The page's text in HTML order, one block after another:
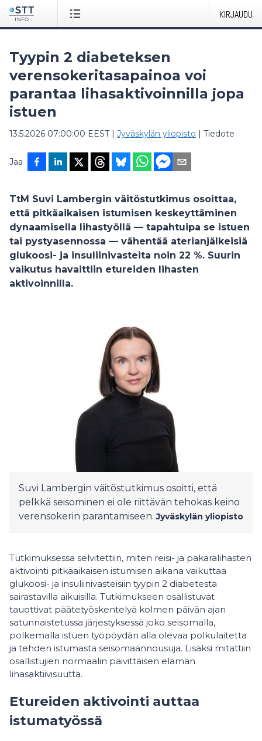
KIRJAUDU
Tyypin 2 diabeteksen
verensokeritasapainoa voi
parantaa lihasaktivoinnilla jopa
istuen
13.5.2026 07:00:00 EEST| Jyväskylän yliopisto | Tiedote
Jaa
TtM Suvi Lambergin väitöstutkimus osoittaa,
että pitkäaikaisen istumisen keskeyttäminen
dynaamisella lihastyöllä — tapahtuipa se istuen
tai pystyasennossa — vähentää aterianjälkeisiä
glukoosi- ja insuliinivasteita noin 22 %. Suurin
vaikutus havaittiin etureiden lihasten
aktivoinnilla.
Suvi Lambergin väitöstutkimus osoitti, että
pelkkä seisominen ei ole riittävän tehokas keino
verensokerin parantamiseen. Jyväskylän yliopisto
Tutkimuksessa selvitettiin, miten reisi- ja pakaralihasten
aktivointi pitkäaikaisen istumisen aikana vaikuttaa
glukoosi- ja insuliinivasteisiin tyypin 2 diabetesta
sairastavilla aikuisilla. Tutkimukseen osallistuvat
tauottivat päätetyöskentelyä kolmen päivän ajan
satunnaistetussa järjestyksessä joko seisomalla,
polkemalla istuen työpöydän alla olevaa polkulaitetta
ja tehden istumasta seisomaannousuja. Lisäksi mitattiin
osallistujien normaalin päivittäisen elämän
lihasaktiivisuutta.
Etureiden aktivointi auttaa
istumatyössä